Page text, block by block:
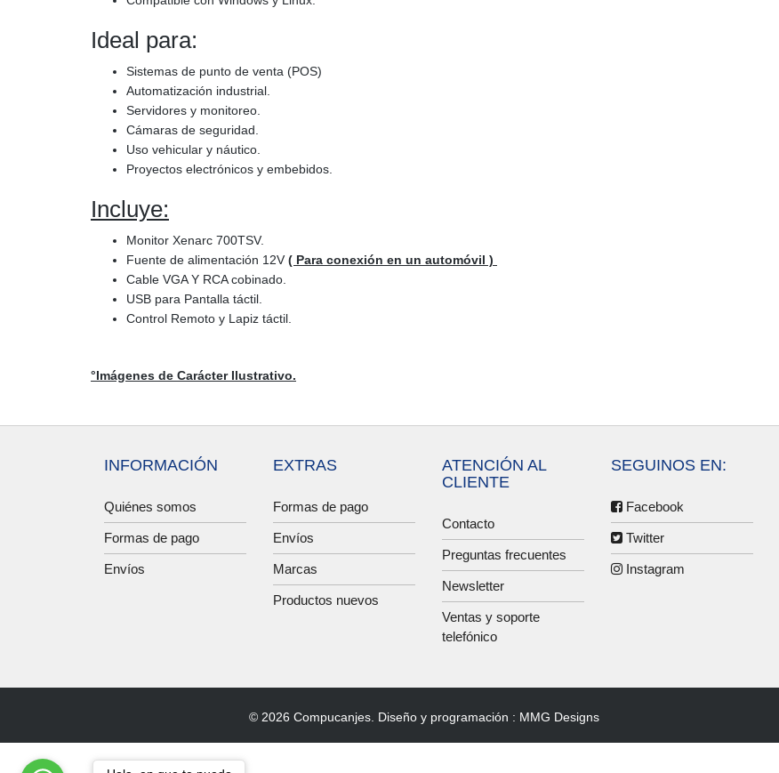
Ideal para:
Sistemas de punto de venta (POS)
Automatización industrial.
Servidores y monitoreo.
Cámaras de seguridad.
Uso vehicular y náutico.
Proyectos electrónicos y embebidos.
Incluye:
Monitor Xenarc 700TSV.
Fuente de alimentación 12V ( Para conexión en un automóvil )
Cable VGA Y RCA cobinado.
USB para Pantalla táctil.
Control Remoto y Lapiz táctil.
°Imágenes de Carácter Ilustrativo.
INFORMACIÓN
Quiénes somos
Formas de pago
Envíos
EXTRAS
Formas de pago
Envíos
Marcas
Productos nuevos
ATENCIÓN AL
CLIENTE
Contacto
Preguntas frecuentes
Newsletter
Ventas y soporte
telefónico
SEGUINOS EN:
Facebook
Twitter
Instagram
© 2026 Compucanjes. Diseño y programación : MMG Designs